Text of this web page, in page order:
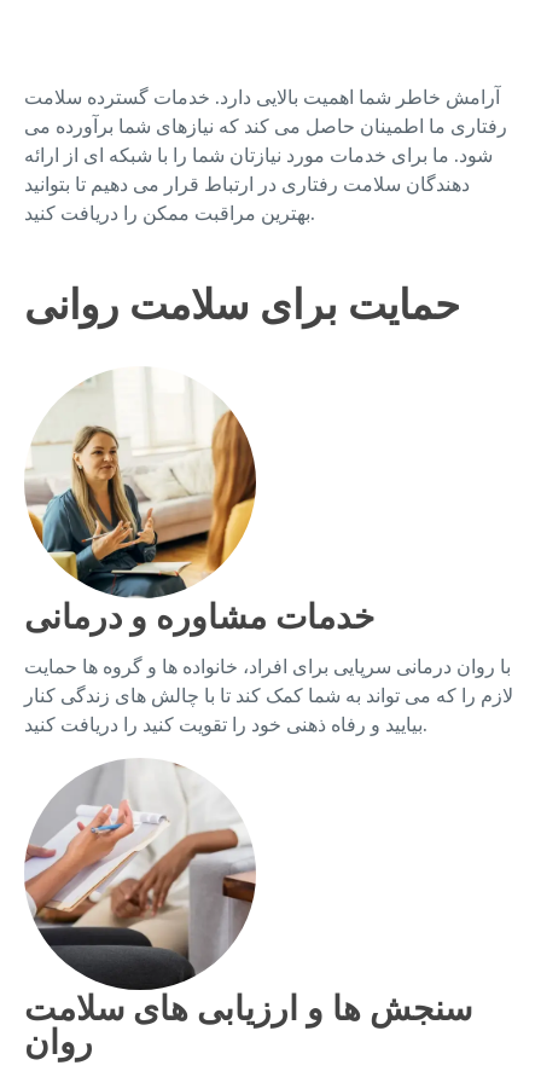
آرامش خاطر شما اهمیت بالایی دارد. خدمات گسترده سلامت
رفتاری ما اطمینان حاصل می کند که نیازهای شما برآورده می
شود. ما برای خدمات مورد نیازتان شما را با شبکه ای از ارائه
دهندگان سلامت رفتاری در ارتباط قرار می دهیم تا بتوانید
بهترین مراقبت ممکن را دریافت کنید.
حمایت برای سلامت روانی
خدمات مشاوره و درمانی
با روان درمانی سرپایی برای افراد، خانواده ها و گروه ها حمایت
لازم را که می تواند به شما کمک کند تا با چالش های زندگی کنار
بیایید و رفاه ذهنی خود را تقویت کنید را دریافت کنید.
سنجش ها و ارزیابی های سلامت
روان